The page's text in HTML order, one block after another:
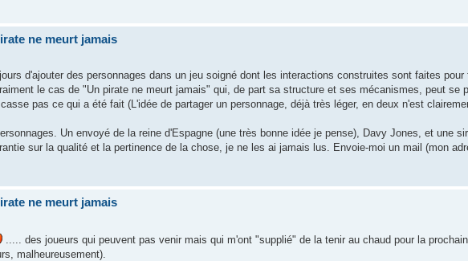
ne meurt jamais
d'ajouter des personnages dans un jeu soigné dont les interactions construites sont faites pour
le cas de "Un pirate ne meurt jamais" qui, de part sa structure et ses mécanismes, peut se
pas ce qui a été fait (L'idée de partager un personnage, déjà très léger, en deux n'est
Un envoyé de la reine d'Espagne (une très bonne idée je pense), Davy Jones, et une
sur la qualité et la pertinence de la chose, je ne les ai jamais lus. Envoie-moi un mail (mon
ne meurt jamais
..... des joueurs qui peuvent pas venir mais qui m'ont "supplié" de la tenir au chaud pour la
malheureusement).